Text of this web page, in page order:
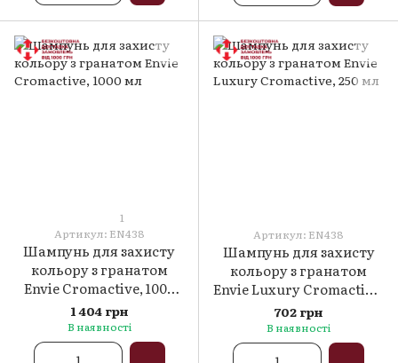
1
Артикул: ЕN438
Шампунь для захисту
кольору з гранатом
Envie Cromactive, 1000
мл
1 404 грн
В наявності
Артикул: ЕN438
Шампунь для захисту
кольору з гранатом
Envie Luxury Cromactive,
250 мл
702 грн
В наявності